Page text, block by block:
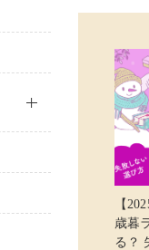
【
歳暮
る？